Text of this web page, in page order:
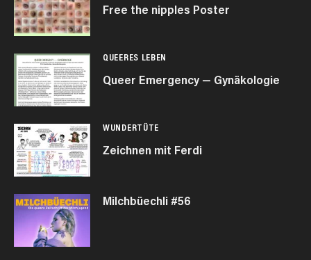
Free the nipples Poster
QUEERES LEBEN
Queer Emergency — Gynäkologie
WUNDERTÜTE
Zeichnen mit Ferdi
Milchbüechli #56